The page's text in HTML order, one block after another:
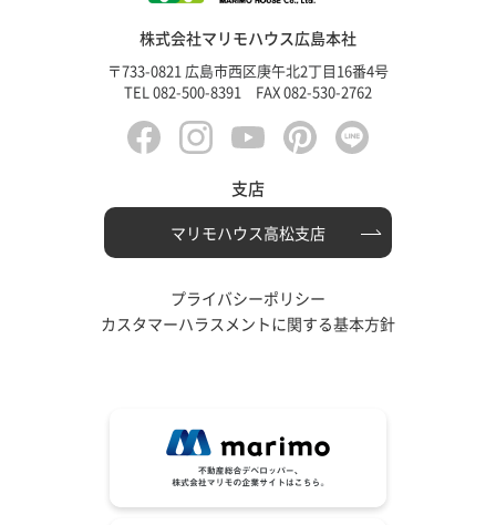
株式会社マリモハウス広島本社
〒733-0821 広島市西区庚午北2丁目16番4号
TEL 082-500-8391 FAX 082-530-2762
支店
マリモハウス高松支店
プライバシーポリシー
カスタマーハラスメントに関する基本方針